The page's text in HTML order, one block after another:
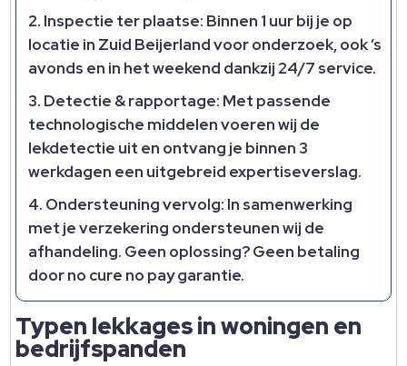
Inspectie ter plaatse: Binnen 1 uur bij je op
locatie in Zuid Beijerland voor onderzoek, ook ’s
avonds en in het weekend dankzij 24/7 service.​
Detectie & rapportage: Met passende
technologische middelen voeren wij de
lekdetectie uit en ontvang je binnen 3
werkdagen een uitgebreid expertiseverslag.​
Ondersteuning vervolg: In samenwerking
met je verzekering ondersteunen wij de
afhandeling.​ Geen oplossing? Geen betaling
door no cure no pay garantie.​
Typen lekkages in woningen en
bedrijfspanden